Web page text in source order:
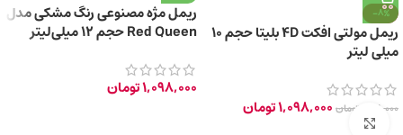
-8%
ریمل مولتی افکت 4D بلیتا حجم 10
میلی لیتر
1,198,000 تومان 1,098,000تومان
ریمل مژه مصنوعی رنگ مشکی مدل
Red Queen حجم 12 میلی‌لیتر
1,098,000تومان
برای بزرگ‌نمایی کلیک کنید